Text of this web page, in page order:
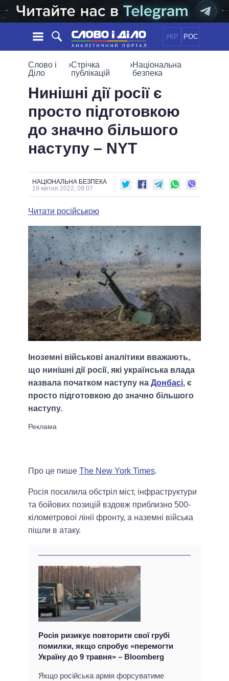
УКР РОС
НОВИНИ
СТРІЧКА
СТАТТІ
ДУМКИ
ОГЛЯДИ
ПОЛІТИКА
СУСПІЛЬСТВО
СВІТ
ОБIЦЯНКИ
ПОЛIТИКИ
УСІ ПОЛІТИКИ
ПРЕЗИДЕНТ І ОФІС
КАБІНЕТ МІНІСТРІВ
ГОЛОВИ ОБЛАДМІНІСТРАЦІЙ
МЕРИ МІСТ
ІНФОГРАФІКА
ВІДЕО
ПІДТРИМАТИ
ПОРІВНЯННЯ ПОЛІТИКІВ
Слово і
Діло
›Стрічка
публікацій
›Національна
безпека
Нинішні дії росії є
просто підготовкою
до значно більшого
наступу – NYT
НАЦІОНАЛЬНА БЕЗПЕКА
19 квітня 2022, 09:07
Читати російською
Іноземні військові аналітики вважають,
що нинішні дії росії, які українська влада
назвала початком наступу на Донбасі, є
просто підготовкою до значно більшого
наступу.
Про це пише The New York Times.
Росія посилила обстріл міст, інфраструктури
та бойових позицій вздовж приблизно 500-
кілометрової лінії фронту, а наземні війська
пішли в атаку.
Росія ризикує повторити свої грубі
помилки, якщо спробує «перемогти
Україну до 9 травня» – Bloomberg
Якщо російська армія форсуватиме